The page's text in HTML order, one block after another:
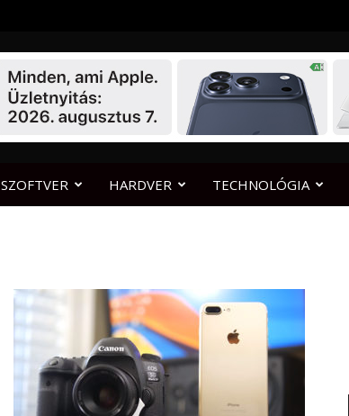
SZOFTVER HARDVER TECHNOLÓGIA